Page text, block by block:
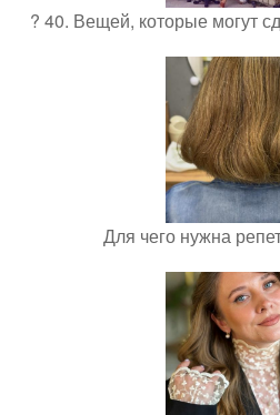
? 40. Вещей, которые могут
Для чего нужна